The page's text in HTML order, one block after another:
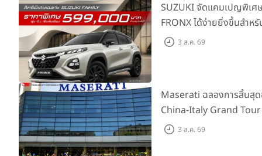
SUZUKI จัดแคมเปญพิเศษ
FRONX ได้ง่ายยิ่งขึ้นสำห
เริ่มต้น 5.99 แสนบาท จำ
3 ส.ค. 69
Maserati ฉลองการสิ้นสุ
China-Italy Grand
เมืองโมเดนา ประเทศอิตาลี
3 ส.ค. 69